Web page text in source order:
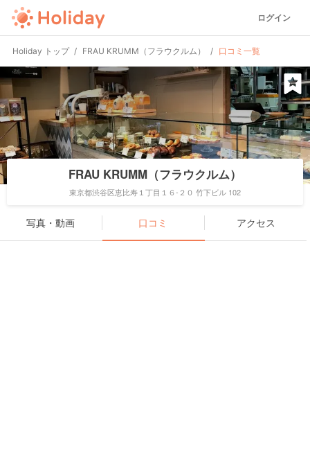
ログイン
Holiday トップ FRAU KRUMM（フラウクルム） 口コミ一覧
FRAU KRUMM（フラウクルム）
東京都渋谷区恵比寿１丁目１６-２０ 竹下ビル 102
写真・動画 口コミ アクセス